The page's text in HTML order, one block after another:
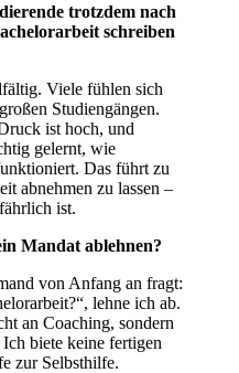
trotzdem nach
schreiben
Viele fühlen sich
Studiengängen.
ist hoch, und
gelernt, wie
Das führt zu
abnehmen zu lassen –
ist.
Mandat ablehnen?
von Anfang an fragt:
lehne ich ab.
an Coaching, sondern
biete keine fertigen
zur Selbsthilfe.